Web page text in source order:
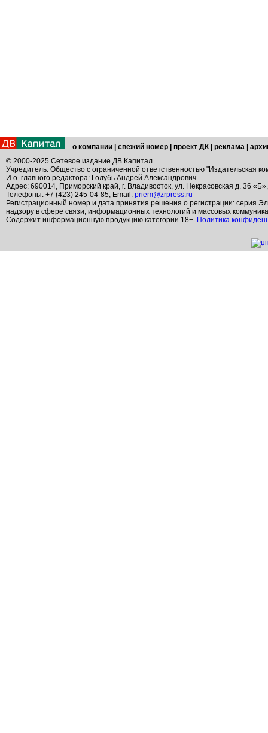
о компании свежий номер проект ДК реклама
© 2000-2025 Сетевое издание ДВ Капитал
Учредитель: Общество с ограниченной ответственностью "Издательская
И.о. главного редактора: Голубь Андрей Александрович
Адрес: 690014, Приморский край, г. Владивосток, ул. Некрасовская д. 36
Телефоны: +7 (423) 245-04-85; Email: priem@zrpress.ru
Регистрационный номер и дата принятия решения о регистрации: серия
надзору в сфере связи, информационных технологий и массовых
Содержит информационную продукцию категории 18+. Политика